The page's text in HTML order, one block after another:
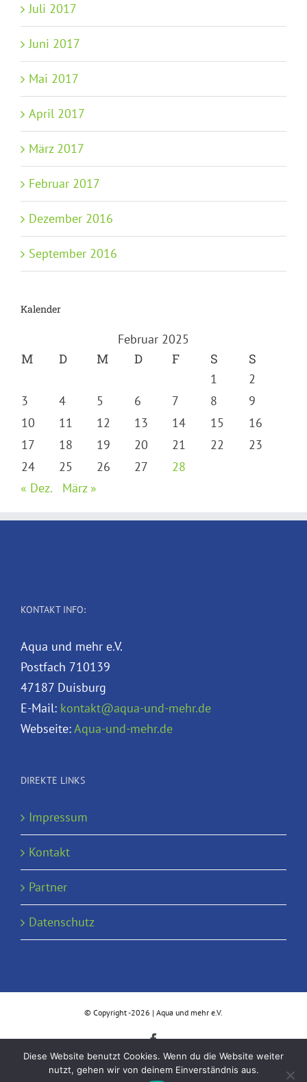
Juli 2017
Juni 2017
Mai 2017
April 2017
März 2017
Februar 2017
Dezember 2016
September 2016
Kalender
Februar 2025
M D M D F S S
1
2
3
4 5 6 7 8
9
10
11 12 13 14 15
16
17
18 19 20 21 22
23
24
25 26 27
28
« Dez.
März »
KONTAKT INFO:
Aqua und mehr e.V.
Postfach 710139
47187 Duisburg
E-Mail: kontakt@aqua-und-mehr.de
Webseite:Aqua-und-mehr.de
DIREKTE LINKS
Impressum
Kontakt
Partner
Datenschutz
© Copyright -2026 | Aqua und mehr e.V.
Facebook
Diese Website benutzt Cookies. Wenn du die Website weiter
nutzt, gehen wir von deinem Einverständnis aus.